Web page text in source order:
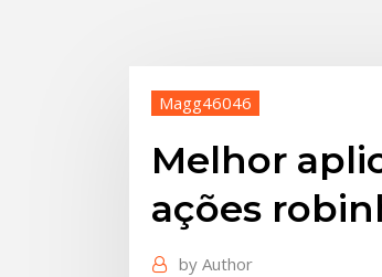
Magg46046
Melhor
ações
by Author